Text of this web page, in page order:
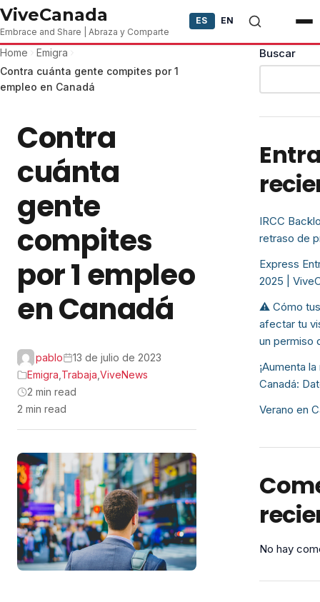
Skip to content
ViveCanada
Embrace and Share | Abraza y Comparte
ES EN
Home
Emigra
Contra cuánta gente compites por 1
empleo en Canadá
Contra
cuánta
gente
compites
por 1 empleo
en Canadá
pablo
13 de julio de 2023
Emigra Trabaja ViveNews
2 min read
2 min read
Buscar
IRCC
retraso de
Express
2025 |
⚠️ Cómo
afectar tu
un permiso
¡Aumenta
Canadá:
Verano en
No hay